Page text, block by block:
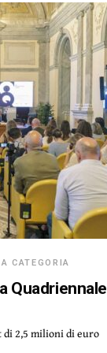
CATEGORIA
Quadriennale
2,5 milioni di euro